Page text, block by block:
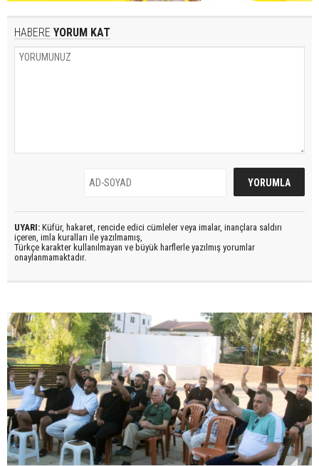
HABERE YORUM KAT
UYARI: Küfür, hakaret, rencide edici cümleler veya imalar, inançlara saldırı
içeren, imla kuralları ile yazılmamış,
Türkçe karakter kullanılmayan ve büyük harflerle yazılmış yorumlar
onaylanmamaktadır.